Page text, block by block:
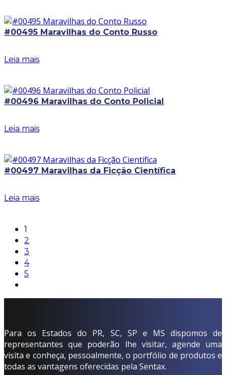
#00495 Maravilhas do Conto Russo
Leia mais
#00496 Maravilhas do Conto Policial
Leia mais
#00497 Maravilhas da Ficção Científica
Leia mais
1
2
3
4
5
Para os Estados do PR, SC, SP e MS dispomos de
representantes que poderão lhe visitar, agende uma
visita e conheça, pessoalmente, o portfólio de produtos e
todas as vantagens oferecidas pela Sentax.